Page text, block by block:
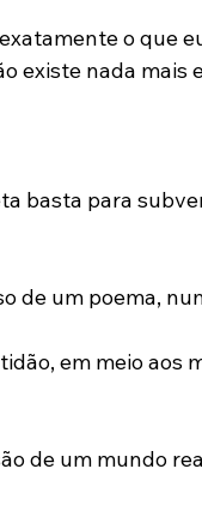
o que
existe nada mais
basta para
de um poema,
em meio aos
de um mundo